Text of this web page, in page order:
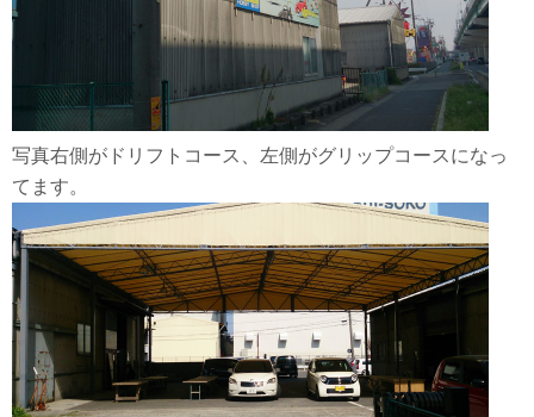
写真右側がドリフトコース、左側がグリップコースになっ
てます。